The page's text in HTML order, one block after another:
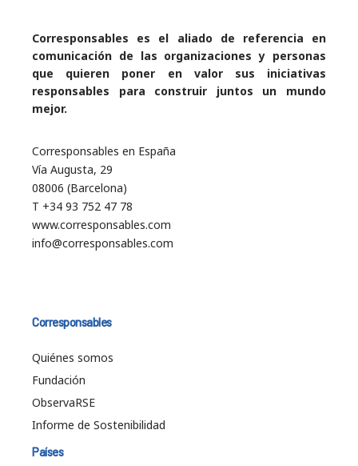
Corresponsables es el aliado de referencia en
comunicación de las organizaciones y personas
que quieren poner en valor sus iniciativas
responsables para construir juntos un mundo
mejor.
Corresponsables en España
Vía Augusta, 29
08006 (Barcelona)
T +34 93 752 47 78
www.corresponsables.com
info@corresponsables.com
Corresponsables
Quiénes somos
Fundación
ObservaRSE
Informe de Sostenibilidad
Países